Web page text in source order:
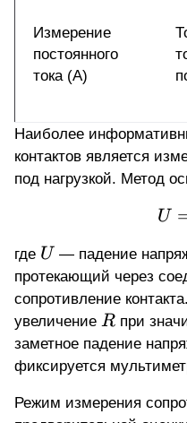
Измерение
постоянного
тока (А)
Наиболее
контактов является
под нагрузкой. Метод
U
где U
U — падение
протекающий через
сопротивление
увеличение R
R при
заметное падение
фиксируется
Режим измерения